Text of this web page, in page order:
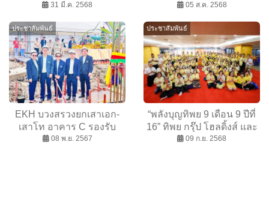
เรียนรู้เพื่อเด็กและชุมชน
31 มี.ค. 2568
กิจกรรมน้อมถวายพระราช
พระเจ้าอยู่หัว เนื่องใน
โอกาสเฉลิม
พระชนมพรรษา 73 พรรษา
ตลอดเดือนกรกฎาคม 2568
05 ส.ค. 2568
ประชาสัมพันธ์
EKH บวงสรวงยกเสาเอก-
เสาโท อาคาร C รองรับ
จำนวนผู้ป่วยเพิ่ม
08 พ.ย. 2567
ประชาสัมพันธ์
“พลังบุญทิพย 9 เดือน 9 ปีที่
16” ทิพย กรุ๊ป โฮลดิ้งส์ และ
ทิพยประกันภัย นำคณะผู้ถือ
09 ก.ย. 2568